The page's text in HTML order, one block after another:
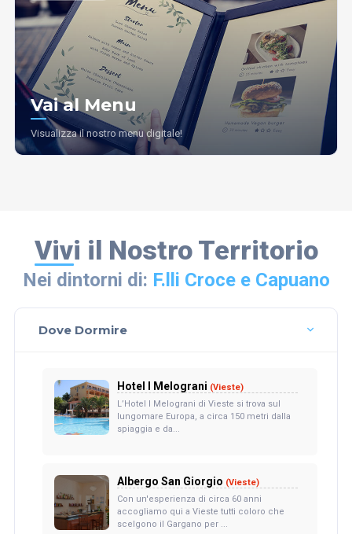
Vai al Menu
Visualizza il nostro menu digitale!
Vivi il Nostro Territorio
Nei dintorni di: F.lli Croce e Capuano
Dove Dormire
Hotel I Melograni (Vieste)
L’Hotel I Melograni di Vieste si trova sul
lungomare Europa, a circa 150 metri dalla
spiaggia e da...
Albergo San Giorgio (Vieste)
Con un'esperienza di circa 60 anni
accogliamo qui a Vieste tutti coloro che
scelgono il Gargano per ...